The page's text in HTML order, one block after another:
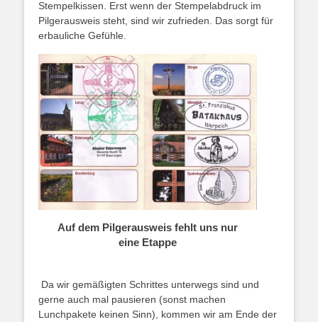
Stempelkissen. Erst wenn der Stempelabdruck im
Pilgerausweis steht, sind wir zufrieden. Das sorgt für
erbauliche Gefühle.
Auf dem Pilgerausweis fehlt uns nur
eine Etappe
Da wir gemäßigten Schrittes unterwegs sind und
gerne auch mal pausieren (sonst machen
Lunchpakete keinen Sinn), kommen wir am Ende der